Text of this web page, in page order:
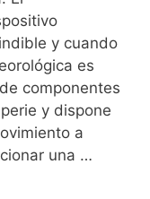
y cuando
es
componentes
y dispone
a
una …